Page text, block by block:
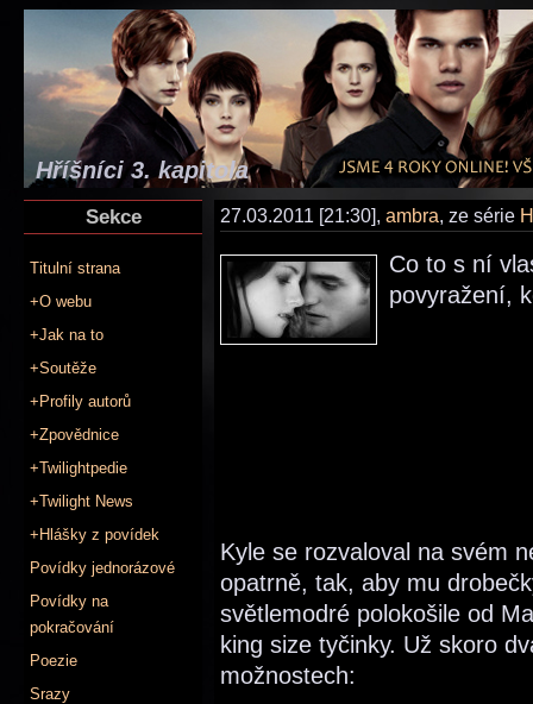
Hříšníci 3. kapitola
Sekce
Titulní strana
+O webu
+Jak na to
+Soutěže
+Profily autorů
+Zpovědnice
+Twilightpedie
+Twilight News
+Hlášky z povídek
Povídky jednorázové
Povídky na
pokračování
Poezie
Srazy
27.03.2011 [21:30], ambra, ze série
Co to s ní
povyražení,
Kyle se rozvaloval na svém
opatrně, tak, aby mu
světlemodré polokošile od
king size tyčinky. Už skoro
možnostech: